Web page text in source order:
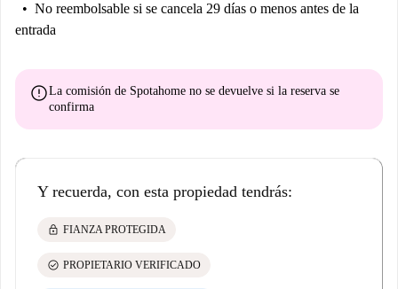
No reembolsable si se cancela 29 días o menos antes de la
entrada
errorLa comisión de Spotahome no se devuelve si la reserva se
confirma
Y recuerda, con esta propiedad tendrás:
lock FIANZA PROTEGIDA
check_circle PROPIETARIO VERIFICADO